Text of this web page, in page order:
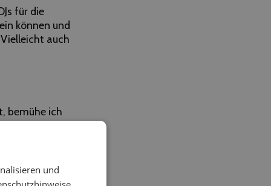
für die
können und
auch
bemühe ich
daher aus
der Location,
und